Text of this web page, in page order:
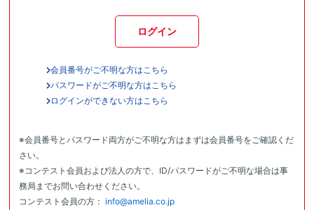
ログイン
会員番号がご不明な方はこちら
パスワードがご不明な方はこちら
ログインができない方はこちら
※会員番号とパスワード両方がご不明な方はまずは会員番号をご確認くだ
さい。
※コンテスト会員および法人の方で、ID/パスワードがご不明な場合は事
務局までお問い合わせください。
コンテスト会員の方： info@amelia.co.jp